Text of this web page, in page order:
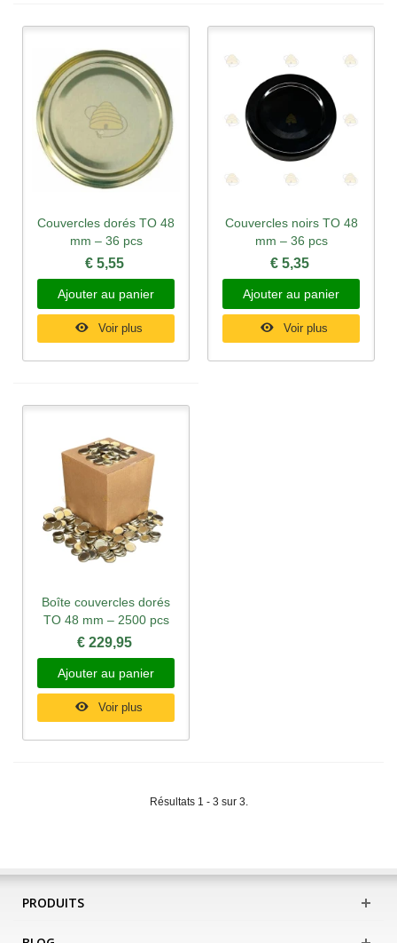
Couvercles dorés TO 48
mm – 36 pcs
€ 5,55
Ajouter au panier
Voir plus
Couvercles noirs TO 48
mm – 36 pcs
€ 5,35
Ajouter au panier
Voir plus
Boîte couvercles dorés
TO 48 mm – 2500 pcs
€ 229,95
Ajouter au panier
Voir plus
Résultats 1 - 3 sur 3.
PRODUITS